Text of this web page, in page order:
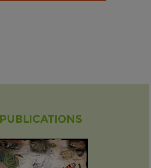
PUBLICATIONS